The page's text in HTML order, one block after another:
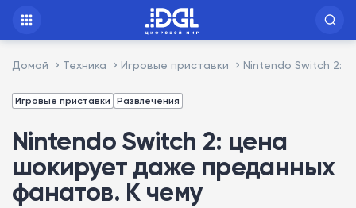
Домой Техника Игровые приставки Nintendo Switch 2:
Игровые приставки Развлечения
Nintendo Switch 2: цена
шокирует даже преданных
фанатов. К чему